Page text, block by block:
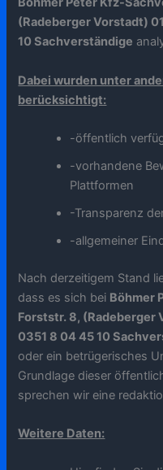
(Radeberger Vorstadt)
10 Sachverständige
Dabei wurden unter
berücksichtigt:
-öffentlich
-vorhandene
Plattformen
-Transparenz
-allgemeiner
Nach derzeitigem Stand
dass es sich bei Böhmer
Forststr. 8, (Radeberger
0351 8 04 45 10
oder ein betrügerisches
Grundlage dieser
sprechen wir eine
Weitere Daten: